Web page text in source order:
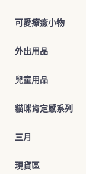
可愛療癒小物
外出用品
兒童用品
貓咪肯定感系列
三月
現貨區